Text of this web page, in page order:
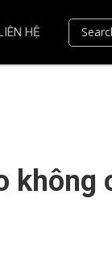
HỆ
không